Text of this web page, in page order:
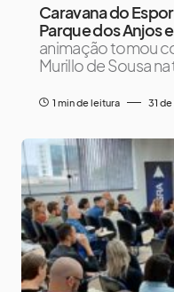
Caravana do
Parque dos Anjos
animação tomou
Murillo de Sousa
1 min de leitura 31